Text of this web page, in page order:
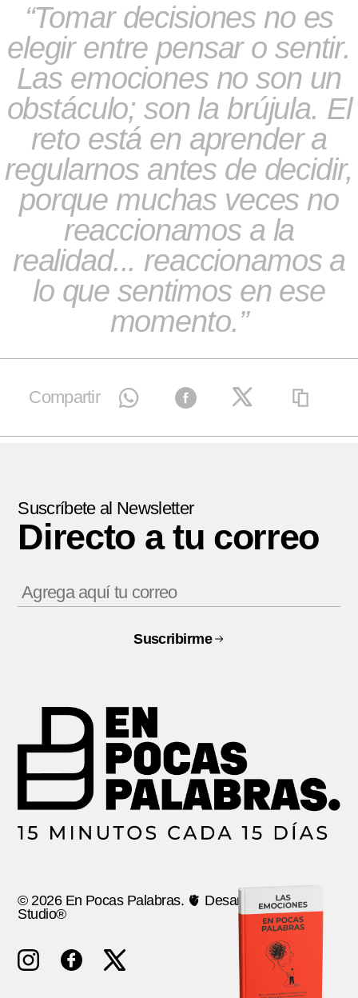
Tomar decisiones no es
elegir entre pensar o sentir.
Las emociones no son un
obstáculo; son la brújula. El
reto está en aprender a
regularnos antes de decidir,
porque muchas veces no
reaccionamos a la
realidad... reaccionamos a
lo que sentimos en ese
momento.
Compartir
© 2026 En Pocas Palabras. 🫀 Desarrollo:Ancla
Studio®
Suscríbete al Newsletter
Directo a tu correo
Suscribirme